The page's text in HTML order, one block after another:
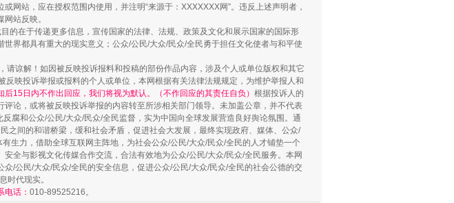
官
网站，应在授权范围内使用，并注明“来源于：XXXXXXX网”。违反上述声明者，
站反映。
的在于传递更多信息，宣传国家的法律、法规、政策及文化和展示国家的国际形
界都具有重大的现实意义；公众/公民/大众/民众/全民勇于担任文化使者与和平使
谅解！如因被反映投诉报料和投稿的部份作品内容，涉及个人或单位版权和其它
映投诉举报或报料的个人或单位，本网根据有关法律法规规定，为维护举报人和
15日内不作出回应，我们将视为默认。（不作回应的其责任自负） 根据投诉人的
论，或将被反映投诉举报的内容转至所涉相关部门领导。未加盖公章，并不代表
反腐和公众/公民/大众/民众/全民监督，实为中国向全球发展营造良好舆论氛围。通
之间的和谐桥梁，缓和社会矛盾，促进社会大发展，最终实现政府、媒体、公众/
生力，借助全球互联网主阵地，为社会公众/公民/大众/民众/全民的人才铺垫一个
全与影视文化传媒合作交流，合法有效地为公众/公民/大众/民众/全民服务。本网
/公民/大众/民众/全民的安全信息，促进公众/公民/大众/民众/全民的社会公德的交
时代现实。
话： 010-89525216。